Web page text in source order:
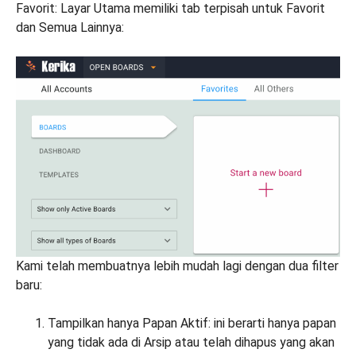
Favorit: Layar Utama memiliki tab terpisah untuk Favorit
dan Semua Lainnya:
Kami telah membuatnya lebih mudah lagi dengan dua filter
baru:
Tampilkan hanya Papan Aktif: ini berarti hanya papan
yang tidak ada di Arsip atau telah dihapus yang akan